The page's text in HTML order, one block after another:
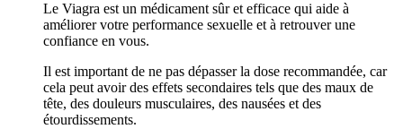
Le Viagra est un médicament sûr et efficace qui aide à
améliorer votre performance sexuelle et à retrouver une
confiance en vous.
Il est important de ne pas dépasser la dose recommandée, car
cela peut avoir des effets secondaires tels que des maux de
tête, des douleurs musculaires, des nausées et des
étourdissements.